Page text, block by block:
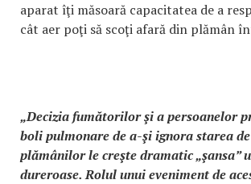
aparat îţi măsoară capacitatea de a
cât aer poţi să scoţi afară din plămân
„Decizia fumătorilor şi a persoanelor
boli pulmonare de a-şi ignora starea
plămânilor le creşte dramatic „şansa”
dureroase. Rolul unui eveniment de